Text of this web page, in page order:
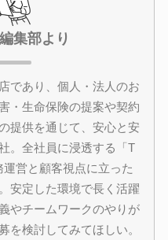
集部より
であり、個人・法人のお
・生命保険の提案や契約
提供を通じて、安心と安
。全社員に浸透する「T
営と顧客視点に立った
安定した環境で長く活躍
やチームワークのやりが
を検討してみてほしい。